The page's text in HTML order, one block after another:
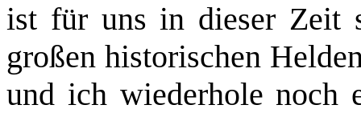
ist für uns in dieser Zeit
großen historischen
und ich wiederhole noch